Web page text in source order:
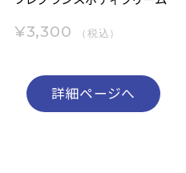
¥3,300 （税込）
詳細ページへ